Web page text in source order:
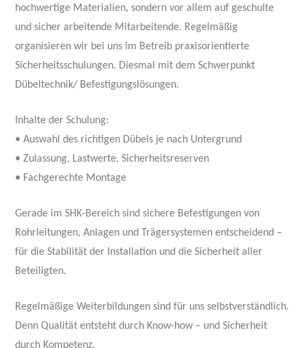
hochwertige Materialien, sondern vor allem auf geschulte
und sicher arbeitende Mitarbeitende. Regelmäßig
organisieren wir bei uns im Betreib praxisorientierte
Sicherheitsschulungen. Diesmal mit dem Schwerpunkt
Dübeltechnik/ Befestigungslösungen.
Inhalte der Schulung:
• Auswahl des richtigen Dübels je nach Untergrund
• Zulassung, Lastwerte, Sicherheitsreserven
• Fachgerechte Montage
Gerade im SHK-Bereich sind sichere Befestigungen von
Rohrleitungen, Anlagen und Trägersystemen entscheidend –
für die Stabilität der Installation und die Sicherheit aller
Beteiligten.
Regelmäßige Weiterbildungen sind für uns selbstverständlich.
Denn Qualität entsteht durch Know-how – und Sicherheit
durch Kompetenz.